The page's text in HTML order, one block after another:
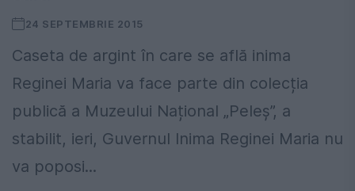
24 SEPTEMBRIE 2015
Caseta de argint în care se află inima
Reginei Maria va face parte din colecția
publică a Muzeului Național „Peleș”, a
stabilit, ieri, Guvernul Inima Reginei Maria nu
va poposi...